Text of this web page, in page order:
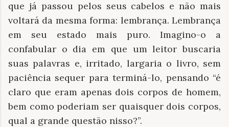
que já passou pelos seus cabelos e não mais
voltará da mesma forma: lembrança. Lembrança
em seu estado mais puro. Imagino-o a
confabular o dia em que um leitor buscaria
suas palavras e, irritado, largaria o livro, sem
paciência sequer para terminá-lo, pensando “é
claro que eram apenas dois corpos de homem,
bem como poderiam ser quaisquer dois corpos,
qual a grande questão nisso?”.